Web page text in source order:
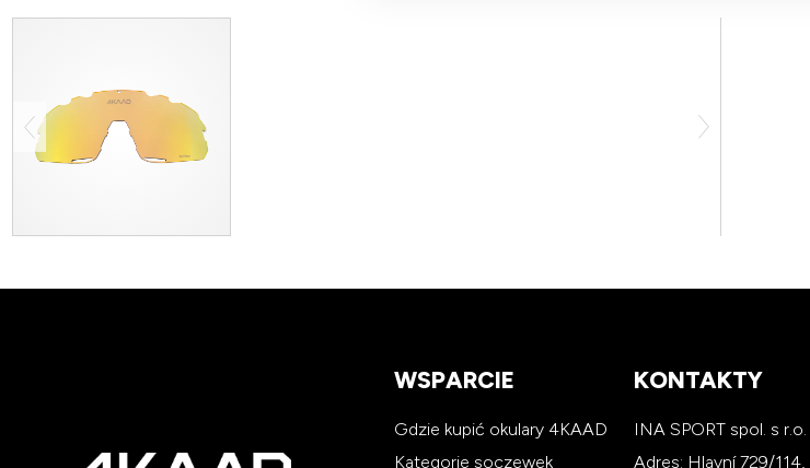
WSPARCIE
Gdzie kupić okulary 4KAAD
Kategorie soczewek
KONTAKTY
INA SPORT spol. s r.o.
Adres: Hlavní 729/